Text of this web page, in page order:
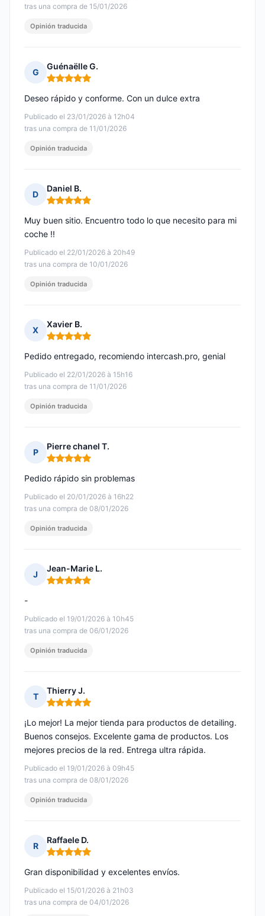
tras una compra de 15/01/2026
Opinión traducida
G
Guénaëlle G.
Nota: 5 de 5
Publicado el 23/01/2026 à 12h04
tras una compra de 11/01/2026
Deseo rápido y conforme. Con un dulce extra
Opinión traducida
D
Daniel B.
Nota: 5 de 5
Publicado el 22/01/2026 à 20h49
tras una compra de 10/01/2026
Muy buen sitio. Encuentro todo lo que necesito para mi
coche !!
Opinión traducida
X
Xavier B.
Nota: 5 de 5
Publicado el 22/01/2026 à 15h16
tras una compra de 11/01/2026
Pedido entregado, recomiendo intercash.pro, genial
Opinión traducida
P
Pierre chanel T.
Nota: 5 de 5
Publicado el 20/01/2026 à 16h22
tras una compra de 08/01/2026
Pedido rápido sin problemas
Opinión traducida
J
Jean-Marie L.
Nota: 5 de 5
Publicado el 19/01/2026 à 10h45
tras una compra de 06/01/2026
-
Opinión traducida
T
Thierry J.
Nota: 5 de 5
Publicado el 19/01/2026 à 09h45
tras una compra de 08/01/2026
¡Lo mejor! La mejor tienda para productos de detailing.
Buenos consejos. Excelente gama de productos. Los
mejores precios de la red. Entrega ultra rápida.
Opinión traducida
R
Raffaele D.
Nota: 5 de 5
Publicado el 15/01/2026 à 21h03
tras una compra de 04/01/2026
Gran disponibilidad y excelentes envíos.